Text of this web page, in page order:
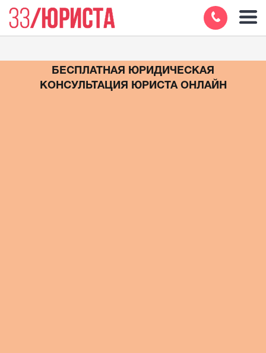
БЕСПЛАТНАЯ ЮРИДИЧЕСКАЯ
КОНСУЛЬТАЦИЯ ЮРИСТА ОНЛАЙН